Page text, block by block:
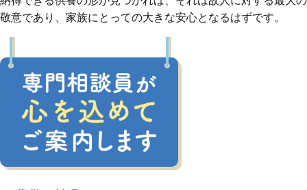
敬意であり、家族にとっての大きな安心となるはずです。